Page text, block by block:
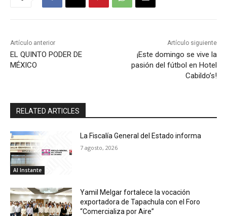
Artículo anterior
EL QUINTO PODER DE
MÉXICO
Artículo siguiente
¡Este domingo se vive la
pasión del fútbol en Hotel
Cabildo’s!
RELATED ARTICLES
Al Instante
La Fiscalía General del Estado informa
7 agosto, 2026
Yamil Melgar fortalece la vocación
exportadora de Tapachula con el Foro
“Comercializa por Aire”